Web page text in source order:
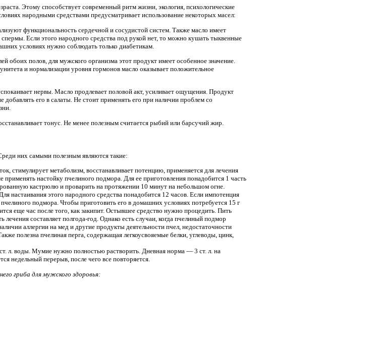
Этому способствует современный ритм жизни, экология, психологические
народными средствами предусматривает использование некоторых масел:
функциональность сердечной и сосудистой систем. Также масло имеет
Если этого народного средства под рукой нет, то можно кушать тыквенные
условиях нужно соблюдать только диабетикам.
обоих полов, для мужского организма этот продукт имеет особенное значение.
и нормализации уровня гормонов масло оказывает положительное
нервы. Масло продлевает половой акт, усиливает ощущения. Продукт
его в салаты. Не стоит применять его при наличии проблем со
тонус. Не менее полезным считается рыбий или барсучий жир.
них самыми полезным являются такие:
стимулирует метаболизм, восстанавливает потенцию, применяется для лечения
настойку пчелиного подмора. Для ее приготовления понадобится 1 часть
кастрюлю и проварить на протяжении 10 минут на небольшом огне.
настаивания этого народного средства понадобится 12 часов. Если импотенция
подмора. Чтобы приготовить его в домашних условиях потребуется 15 г
еще час после того, как закипит. Остывшее средство нужно процедить. Пить
составляет полгода-год. Однако есть случаи, когда пчелиный подмор
аллергии на мед и другие продукты деятельности пчел, недостаточности
полезна пчелиная перга, содержащая легкоусвояемые белки, углеводы, цинк,
л. воды. Мумие нужно полностью растворить. Дневная норма — 3 ст. л. на
недельный перерыв, после чего все повторяется.
гриба для мужского здоровья: